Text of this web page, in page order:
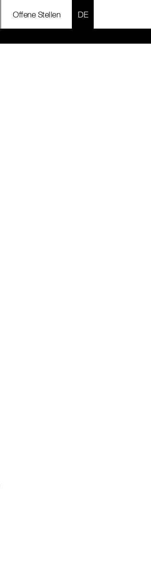
Offene Stellen SPRACHE